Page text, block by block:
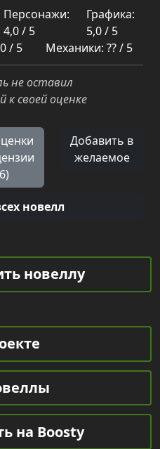
Персонажи:
4,0 / 5
Графика:
5,0 / 5
/ 5
Механики: ?? / 5
не оставил
к своей оценке
Добавить в
желаемое
новелл
новеллу
на Boosty